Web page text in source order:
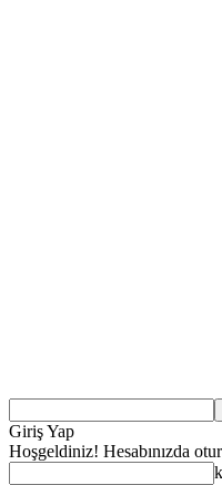
Giriş Yap
Hoşgeldiniz! Hesabınızda